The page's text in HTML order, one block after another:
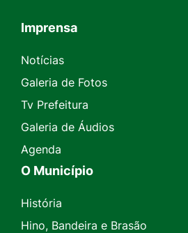
Seção do Rodapé e Contato
Imprensa
Notícias
Galeria de Fotos
Tv Prefeitura
Galeria de Áudios
Agenda
O Município
História
Hino, Bandeira e Brasão